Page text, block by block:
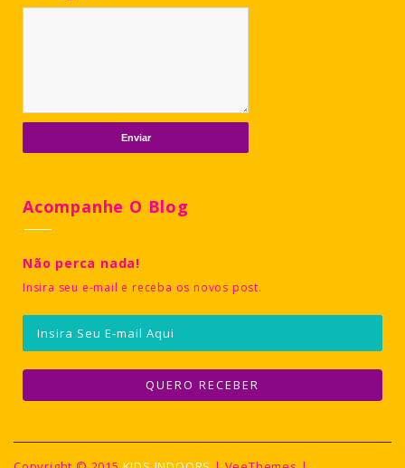
Acompanhe O Blog
Não perca nada!
Insira seu e-mail e receba os novos post.